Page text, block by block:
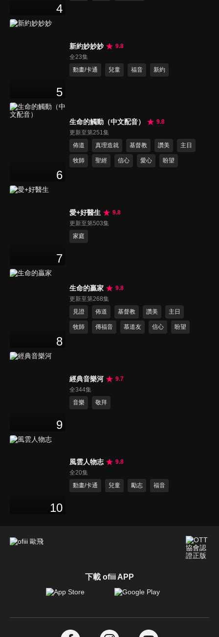
4
5
新約妙妙妙
9.8
全23集
動畫/卡通
兒童 福音 新約
6
生命的觸動（中文配音）
9.8
更新至第251集
佈道
真理造就 基督教 讚美 主日
牧師 聖經 信心 愛心 盼望
7
愛+好醫生
9.8
更新至第503集
家庭
8
生命的贏家
9.8
更新至第268集
見證
佈道 基督教 讚美 主日
牧師 傳福音 慕道友 信心 盼望
9
經典音樂河
9.7
全344集
音樂
敬拜
10
風雲人物志
9.8
全20集
動畫/卡通
兒童 勵志 福音
下載 ofiii APP